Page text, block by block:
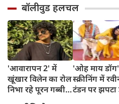
बॉलीवुड हलचल
'आवारापन 2' में
खूंखार विलेन का रोल
निभा रहे पूरन गब्बी
'ओह माय डॉग'
स्क्रीनिंग में
टंडन पर झपटा